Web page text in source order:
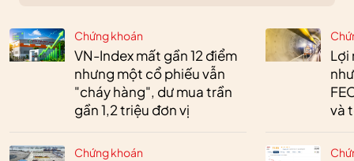
Chứng khoán
VN-Index mất gần 12 điểm
nhưng một cổ phiếu vẫn
"cháy hàng", dư mua trần
gần 1,2 triệu đơn vị
Chứng khoán
Lợi
và